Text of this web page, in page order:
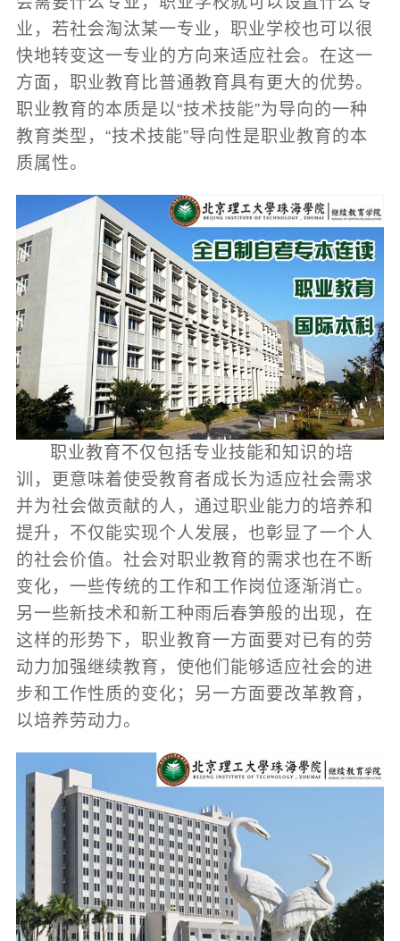
业，若社会淘汰某一专业，职业学校也可以很
快地转变这一专业的方向来适应社会。在这一
方面，职业教育比普通教育具有更大的优势。
职业教育的本质是以“技术技能”为导向的一种
教育类型，“技术技能”导向性是职业教育的本
质属性。
职业教育不仅包括专业技能和知识的培
训，更意味着使受教育者成长为适应社会需求
并为社会做贡献的人，通过职业能力的培养和
提升，不仅能实现个人发展，也彰显了一个人
的社会价值。社会对职业教育的需求也在不断
变化，一些传统的工作和工作岗位逐渐消亡。
另一些新技术和新工种雨后春笋般的出现，在
这样的形势下，职业教育一方面要对已有的劳
动力加强继续教育，使他们能够适应社会的进
步和工作性质的变化；另一方面要改革教育，
以培养劳动力。